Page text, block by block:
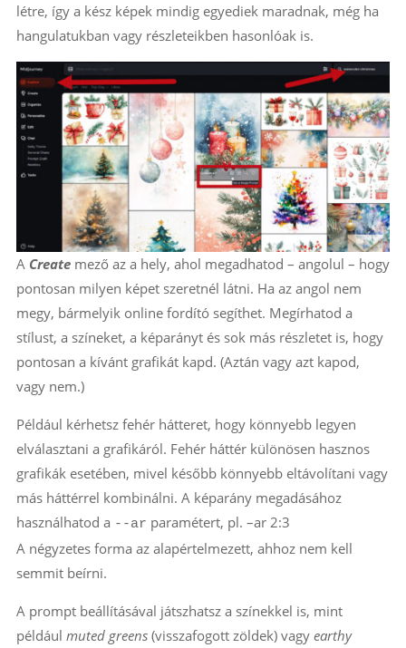
létre, így a kész képek mindig egyediek maradnak, még ha
hangulatukban vagy részleteikben hasonlóak is.
A Createmező az a hely, ahol megadhatod – angolul – hogy
pontosan milyen képet szeretnél látni. Ha az angol nem
megy, bármelyik online fordító segíthet. Megírhatod a
stílust, a színeket, a képarányt és sok más részletet is, hogy
pontosan a kívánt grafikát kapd. (Aztán vagy azt kapod,
vagy nem.)
Például kérhetsz fehér hátteret, hogy könnyebb legyen
elválasztani a grafikáról. Fehér háttér különösen hasznos
grafikák esetében, mivel később könnyebb eltávolítani vagy
más háttérrel kombinálni. A képarány megadásához
használhatod a --ar paramétert, pl. –ar 2:3
A négyzetes forma az alapértelmezett, ahhoz nem kell
semmit beírni.
A prompt beállításával játszhatsz a színekkel is, mint
például muted greens(visszafogott zöldek) vagy earthy